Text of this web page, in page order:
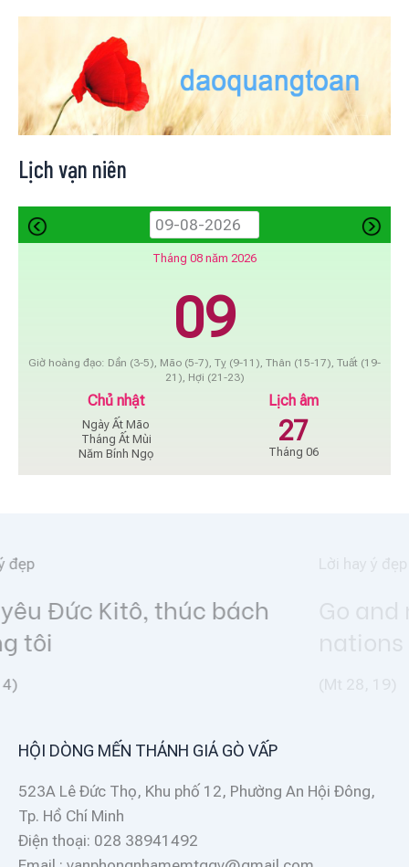
Lịch vạn niên
Tháng 08 năm 2026
09
Giờ hoàng đạo: Dần (3-5), Mão (5-7), Tỵ (9-11), Thân (15-17), Tuất (19-
21), Hợi (21-23)
Chủ nhật
Ngày Ất Mão
Tháng Ất Mùi
Năm Bính Ngọ
Lịch âm
27
Tháng 06
Go and make disciples of all
nations
HỘI DÒNG MẾN THÁNH GIÁ GÒ VẤP
523A Lê Đức Thọ, Khu phố 12, Phường An Hội Đông,
Tp. Hồ Chí Minh
Điện thoại: 028 38941492